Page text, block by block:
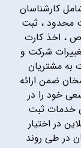
کارشناسان
محدود ، ثبت
، اخذ کارت
شرکت و
به مشتریان
ضمن ارائه
خود را در
خدمات ثبت
در اختیار
در طی روند